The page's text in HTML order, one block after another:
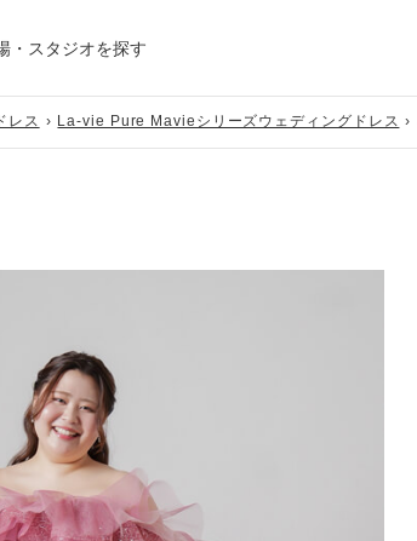
・スタジオを探す
レス La-vie Pure Mavieシリーズウェディングドレス